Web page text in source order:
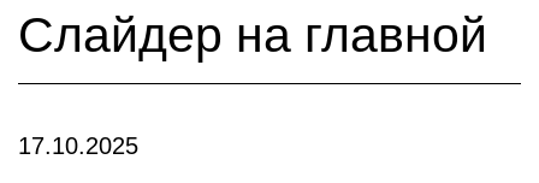
Слайдер на главной
17.10.2025